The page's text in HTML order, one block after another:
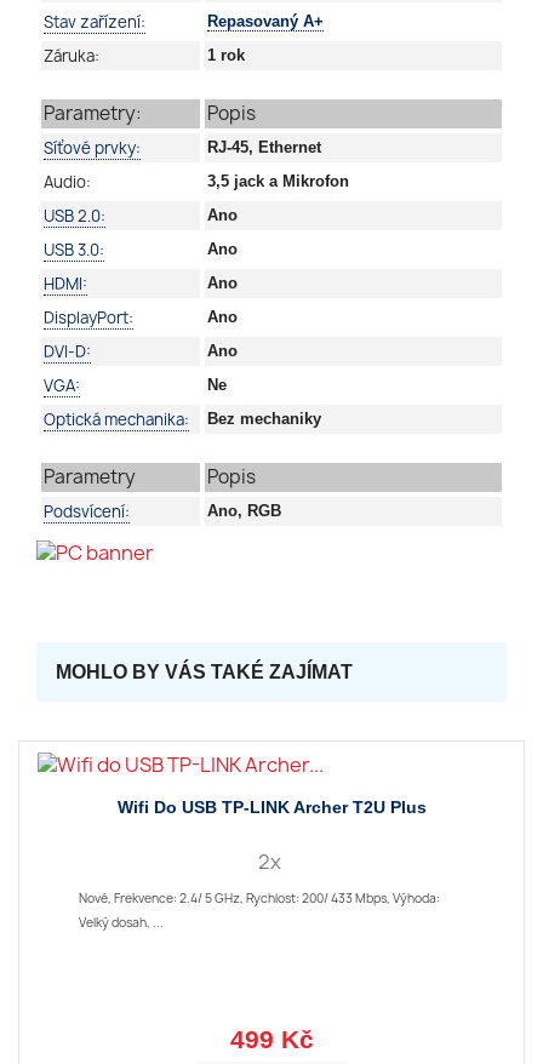
Stav zařízení: Repasovaný A+
Záruka: 1 rok
Parametry: Popis
Síťové prvky: RJ-45, Ethernet
Audio: 3,5 jack a Mikrofon
USB 2.0: Ano
USB 3.0: Ano
HDMI: Ano
DisplayPort: Ano
DVI-D: Ano
VGA: Ne
Optická mechanika: Bez mechaniky
Parametry Popis
Podsvícení: Ano, RGB
MOHLO BY VÁS TAKÉ ZAJÍMAT
Wifi Do USB TP-LINK Archer T2U Plus
2x
Nové, Frekvence: 2.4/ 5 GHz, Rychlost: 200/ 433 Mbps, Výhoda:
Velký dosah, ...
499 Kč